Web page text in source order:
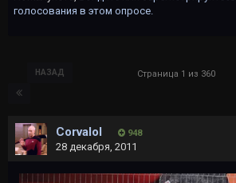
голосования в этом опросе.
НАЗАД Страница 1 из 360
Corvalol 948
28 декабря, 2011